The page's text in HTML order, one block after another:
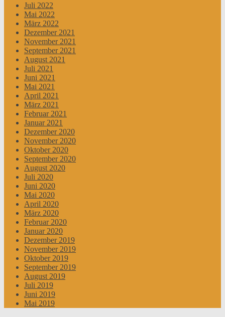
Juli 2022
Mai 2022
März 2022
Dezember 2021
November 2021
September 2021
August 2021
Juli 2021
Juni 2021
Mai 2021
April 2021
März 2021
Februar 2021
Januar 2021
Dezember 2020
November 2020
Oktober 2020
September 2020
August 2020
Juli 2020
Juni 2020
Mai 2020
April 2020
März 2020
Februar 2020
Januar 2020
Dezember 2019
November 2019
Oktober 2019
September 2019
August 2019
Juli 2019
Juni 2019
Mai 2019